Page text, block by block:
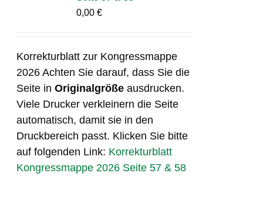
0,00€
Korrekturblatt zur Kongressmappe
2026 Achten Sie darauf, dass Sie die
Seite inOriginalgröße ausdrucken.
Viele Drucker verkleinern die Seite
automatisch, damit sie in den
Druckbereich passt. Klicken Sie bitte
auf folgenden Link: Korrekturblatt
Kongressmappe 2026 Seite 57 & 58